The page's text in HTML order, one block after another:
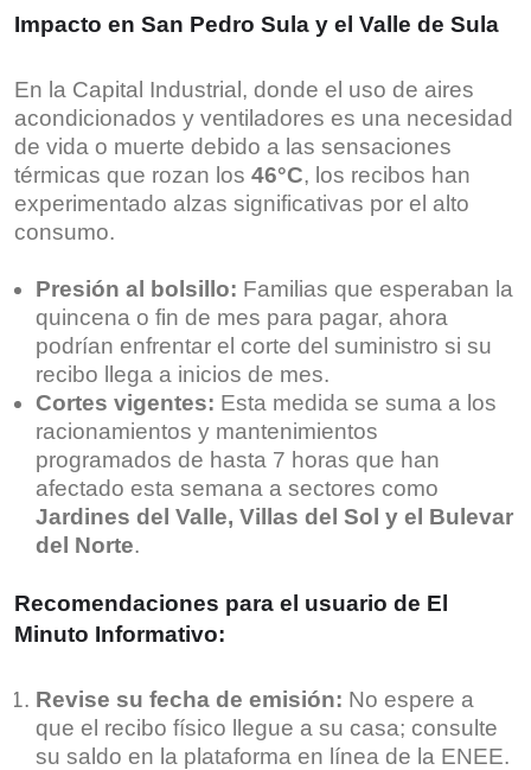
Impacto en San Pedro Sula y el Valle de Sula
En la Capital Industrial, donde el uso de aires
acondicionados y ventiladores es una necesidad
de vida o muerte debido a las sensaciones
térmicas que rozan los 46°C, los recibos han
experimentado alzas significativas por el alto
consumo.
Presión al bolsillo: Familias que esperaban la
quincena o fin de mes para pagar, ahora
podrían enfrentar el corte del suministro si su
recibo llega a inicios de mes.
Cortes vigentes: Esta medida se suma a los
racionamientos y mantenimientos
programados de hasta 7 horas que han
afectado esta semana a sectores como
Jardines del Valle, Villas del Sol y el Bulevar
del Norte.
Recomendaciones para el usuario de El
Minuto Informativo:
Revise su fecha de emisión: No espere a
que el recibo físico llegue a su casa; consulte
su saldo en la plataforma en línea de la ENEE.